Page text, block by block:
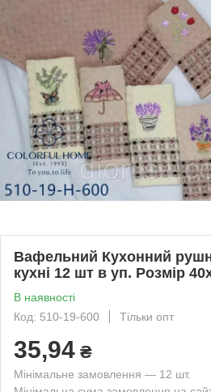
Вафельний Кухонний
кухні 12 шт в уп. Розмір
В наявності
Код: 510-19-600
Тільки опт
35,94 ₴
Мінімальне замовлення — 12 шт.